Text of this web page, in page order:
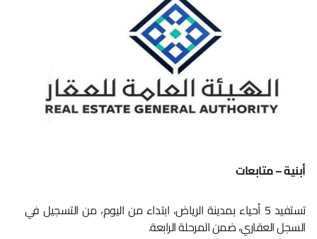
أبنية – متابعات
تستفيد 5 أحياء بمدينة الرياض، ابتداء من اليوم، من التسجيل في
السجل العقاري، ضمن المرحلة الرابعة.